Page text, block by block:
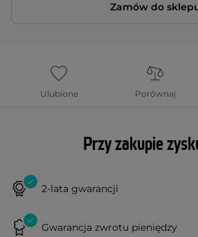
Zamów do
Ulubione Porównaj
Przy zakupie
2-lata gwarancji
Gwarancja zwrotu pieniędzy